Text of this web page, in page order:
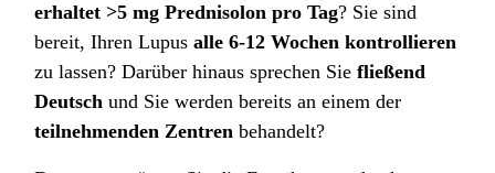
erhaltet >5 mg Prednisolon pro Tag? Sie sind
bereit, Ihren Lupusalle 6-12 Wochen kontrollieren
zu lassen? Darüber hinaus sprechen Siefließend
Deutsch und Sie werden bereits an einem der
teilnehmenden Zentren behandelt?